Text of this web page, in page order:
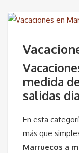
medida
salidas
En esta
más que
Marruecos a